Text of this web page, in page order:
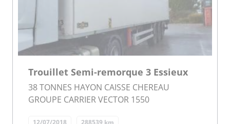
Trouillet Semi-remorque 3 Essieux
38 TONNES HAYON CAISSE CHEREAU
GROUPE CARRIER VECTOR 1550
12/07/2018 288539 km